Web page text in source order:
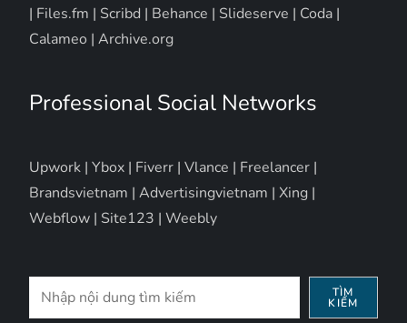
| Files.fm | Scribd | Behance | Slideserve | Coda |
Calameo |Archive.org
Professional Social Networks
Upwork |Ybox | Fiverr |Vlance | Freelancer |
Brandsvietnam |Advertisingvietnam |Xing |
Webflow | Site123 |Weebly
Tìm
kiếm
TÌM
KIẾM